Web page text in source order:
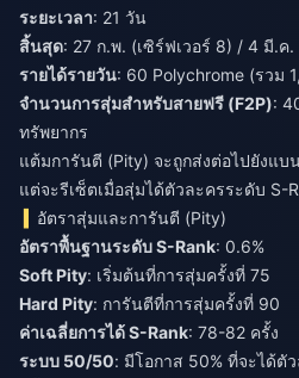
ระยะเวลา: 21 วัน
สิ้นสุด: 27 ก.พ. (เซิร์ฟเวอร์ 8) / 4 มี.ค.
รายได้รายวัน: 60 Polychrome (รวม
จำนวนการสุ่มสำหรับสายฟรี (F2P):
ทรัพยากร
แต้มการันตี (Pity) จะถูกส่งต่อไปยังแบ
แต่จะรีเซ็ตเมื่อสุ่มได้ตัวละครระดับ S-
อัตราสุ่มและการันตี (Pity)
อัตราพื้นฐานระดับ S-Rank: 0.6%
Soft Pity: เริ่มต้นที่การสุ่มครั้งที่ 75
Hard Pity: การันตีที่การสุ่มครั้งที่ 90
ค่าเฉลี่ยการได้ S-Rank: 78-82 ครั้ง
ระบบ 50/50: มีโอกาส 50% ที่จะได้ตั